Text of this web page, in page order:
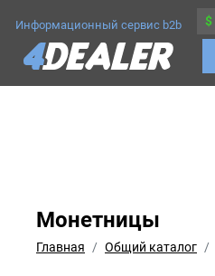
Информационный сервис b2b $
Монетницы
Главная Общий каталог